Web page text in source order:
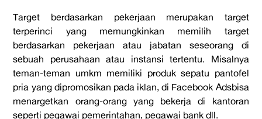
Target berdasarkan pekerjaan merupakan target
terperinci yang memungkinkan memilih target
berdasarkan pekerjaan atau jabatan seseorang di
sebuah perusahaan atau instansi tertentu. Misalnya
teman-teman umkm memiliki produk sepatu pantofel
pria yang dipromosikan pada iklan, di Facebook Adsbisa
menargetkan orang-orang yang bekerja di kantoran
seperti pegawai pemerintahan, pegawai bank dll.